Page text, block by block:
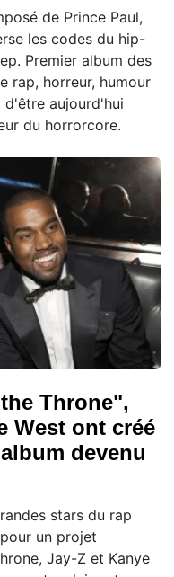
de Prince Paul,
les codes du hip-
Premier album des
rap, horreur, humour
aujourd'hui
du horrorcore.
Throne",
West ont créé
devenu
stars du rap
un projet
Jay-Z et Kanye